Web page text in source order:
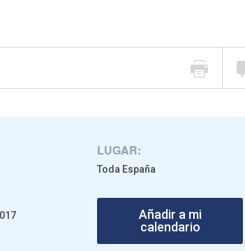
LUGAR:
Toda España
Añadir a mi
calendario